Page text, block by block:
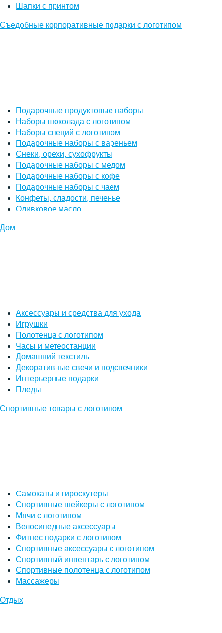
Шапки с принтом
Съедобные корпоративные подарки с логотипом
Подарочные продуктовые наборы
Наборы шоколада с логотипом
Наборы специй с логотипом
Подарочные наборы с вареньем
Снеки, орехи, сухофрукты
Подарочные наборы с медом
Подарочные наборы с кофе
Подарочные наборы с чаем
Конфеты, сладости, печенье
Оливковое масло
Дом
Аксессуары и средства для ухода
Игрушки
Полотенца с логотипом
Часы и метеостанции
Домашний текстиль
Декоративные свечи и подсвечники
Интерьерные подарки
Пледы
Спортивные товары с логотипом
Самокаты и гироскутеры
Спортивные шейкеры с логотипом
Мячи с логотипом
Велосипедные аксессуары
Фитнес подарки с логотипом
Спортивные аксессуары с логотипом
Спортивный инвентарь с логотипом
Спортивные полотенца с логотипом
Массажеры
Отдых